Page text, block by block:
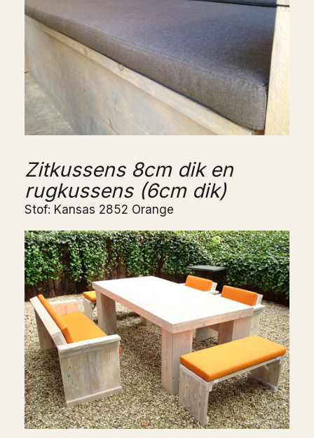
Zitkussens 8cm dik en
rugkussens (6cm dik)
Stof: Kansas 2852 Orange